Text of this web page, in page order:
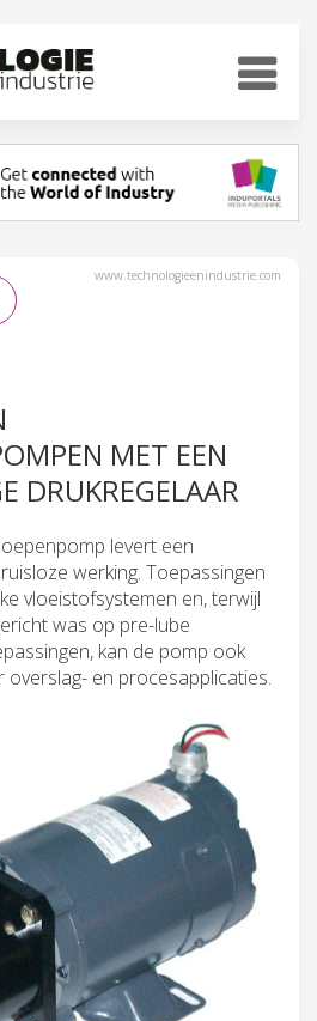
www.technologieenindustrie.com
MET EEN
DRUKREGELAAR
levert een
werking. Toepassingen
vloeistofsystemen en, terwijl
was op pre-lube
kan de pomp ook
en procesapplicaties.